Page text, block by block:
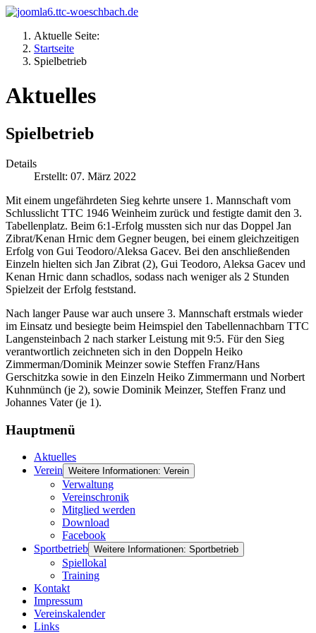
Aktuelle Seite:
Startseite
Spielbetrieb
Aktuelles
Spielbetrieb
Details
Erstellt: 07. März 2022
Mit einem ungefährdeten Sieg kehrte unsere 1. Mannschaft vom
Schlusslicht TTC 1946 Weinheim zurück und festigte damit den 3.
Tabellenplatz. Beim 6:1-Erfolg mussten sich nur das Doppel Jan
Zibrat/Kenan Hrnic dem Gegner beugen, bei einem gleichzeitigen
Erfolg von Gui Teodoro/Aleksa Gacev. Bei den anschließenden
Einzeln hielten sich Jan Zibrat (2), Gui Teodoro, Aleksa Gacev und
Kenan Hrnic dann schadlos, sodass nach weniger als 2 Stunden
Spielzeit der Erfolg feststand.
Nach langer Pause war auch unsere 3. Mannschaft erstmals wieder
im Einsatz und besiegte beim Heimspiel den Tabellennachbarn TTC
Langensteinbach 2 nach starker Leistung mit 9:5. Für den Sieg
verantwortlich zeichneten sich in den Doppeln Heiko
Zimmerman/Dominik Meinzer sowie Steffen Franz/Hans
Gerschitzka sowie in den Einzeln Heiko Zimmermann und Norbert
Kuhnmünch (je 2), sowie Dominik Meinzer, Steffen Franz und
Johannes Vater (je 1).
Hauptmenü
Aktuelles
Verein Weitere Informationen: Verein
Verwaltung
Vereinschronik
Mitglied werden
Download
Facebook
Sportbetrieb Weitere Informationen: Sportbetrieb
Spiellokal
Training
Kontakt
Impressum
Vereinskalender
Links